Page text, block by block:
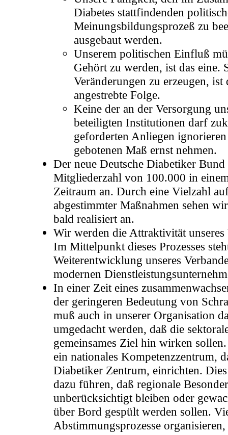
Diabetes stattfindenden
Meinungsbildungsprozeß zu
ausgebaut werden.
Unserem politischen Einfluß
Gehört zu werden, ist das eine.
Veränderungen zu erzeugen, ist
angestrebte Folge.
Keine der an der Versorgung
beteiligten Institutionen darf
geforderten Anliegen
gebotenen Maß ernst nehmen.
Der neue Deutsche Diabetiker Bund
Mitgliederzahl von 100.000 in
Zeitraum an. Durch eine Vielzahl
abgestimmter Maßnahmen sehen
bald realisiert an.
Wir werden die Attraktivität unseres
Im Mittelpunkt dieses Prozesses
Weiterentwicklung unseres
modernen
In einer Zeit eines
der geringeren Bedeutung von
muß auch in unserer Organisation
umgedacht werden, daß die
gemeinsames Ziel hin wirken
ein nationales Kompetenzzentrum,
Diabetiker Zentrum, einrichten.
dazu führen, daß regionale
unberücksichtigt bleiben oder
über Bord gespült werden sollen.
Abstimmungsprozesse